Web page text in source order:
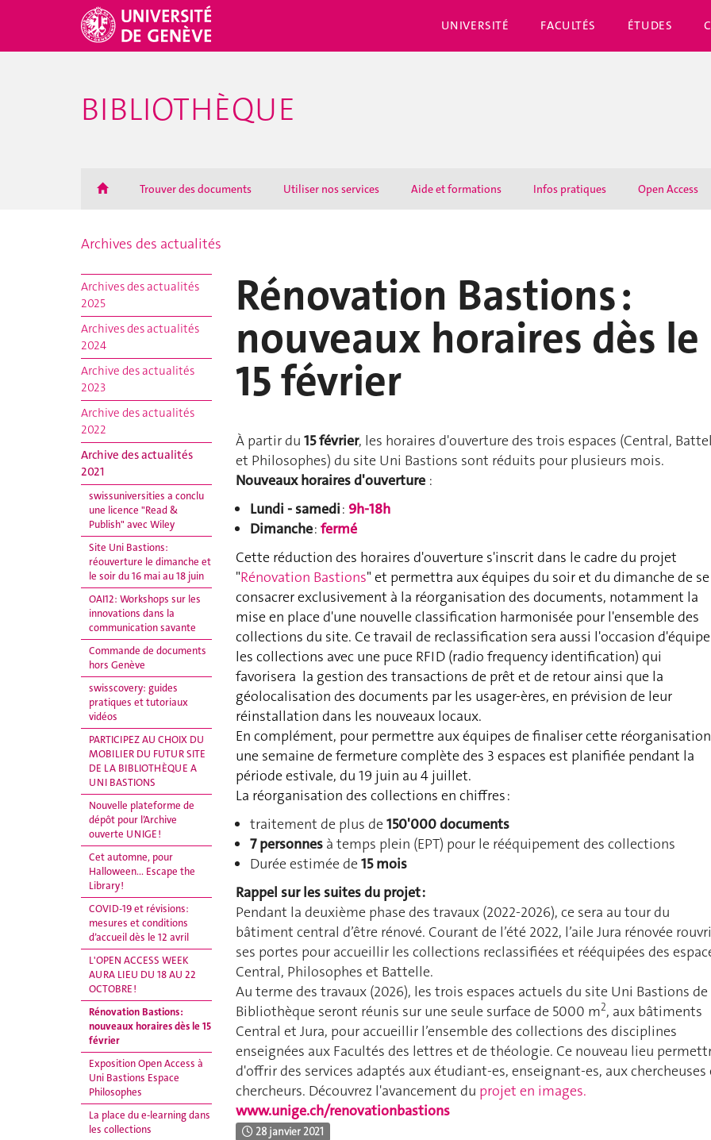
UNIVERSITÉ FACULTÉS ÉTUDES
BIBLIOTHÈQUE
Trouver des documents Utiliser nos services Aide et formations Infos pratiques Open Access
Archives des actualités
Archives des actualités
2025
Archives des actualités
2024
Archive des actualités
2023
Archive des actualités
2022
Archive des actualités
2021
swissuniversities a conclu
une licence "Read &
Publish" avec Wiley
Site Uni Bastions:
réouverture le dimanche et
le soir du 16 mai au 18 juin
OAI12: Workshops sur les
innovations dans la
communication savante
Commande de documents
hors Genève
swisscovery: guides
pratiques et tutoriaux
vidéos
PARTICIPEZ AU CHOIX DU
MOBILIER DU FUTUR SITE
DE LA BIBLIOTHÈQUE A
UNI BASTIONS
Nouvelle plateforme de
dépôt pour l’Archive
ouverte UNIGE !
Cet automne, pour
Halloween... Escape the
Library !
COVID-19 et révisions:
mesures et conditions
d’accueil dès le 12 avril
L'OPEN ACCESS WEEK
AURA LIEU DU 18 AU 22
OCTOBRE !
Rénovation Bastions :
nouveaux horaires dès le 15
février
Exposition Open Access à
Uni Bastions Espace
Philosophes
La place du e-learning dans
les collections
Rénovation Bastions :
nouveaux horaires dès le
15 février
À partir du 15 février, les horaires d'ouverture des trois espaces (Central,
et Philosophes) du site Uni Bastions sont réduits pour plusieurs mois.
Nouveaux horaires d'ouverture :
Lundi - samedi: 9h-18h
Dimanche: fermé
Cette réduction des horaires d'ouverture s'inscrit dans le cadre du projet
"Rénovation Bastions" et permettra aux équipes du soir et du dimanche de se
consacrer exclusivement à la réorganisation des documents, notamment la
mise en place d'une nouvelle classification harmonisée pour l'ensemble des
collections du site. Ce travail de reclassification sera aussi l'occasion
les collections avec une puce RFID (radio frequency identification) qui
favorisera la gestion des transactions de prêt et de retour ainsi que la
géolocalisation des documents par les usager-ères, en prévision de leur
réinstallation dans les nouveaux locaux.
En complément, pour permettre aux équipes de finaliser cette
une semaine de fermeture complète des 3 espaces est planifiée pendant la
période estivale, du 19 juin au 4 juillet.
La réorganisation des collections en chiffres :
traitement de plus de150'000 documents
7 personnes à temps plein (EPT) pour le rééquipement des collections
Durée estimée de15 mois
Rappel sur les suites du projet :
Pendant la deuxième phase des travaux (2022-2026), ce sera au tour du
bâtiment central d’être rénové. Courant de l’été 2022, l’aile Jura rénovée
ses portes pour accueillir les collections reclassifiées et rééquipées des
Central, Philosophes et Battelle.
Au terme des travaux (2026), les trois espaces actuels du site Uni Bastions
Bibliothèque seront réunis sur une seule surface de 5000 m2, aux bâtiments
Central et Jura, pour accueillir l’ensemble des collections des disciplines
enseignées aux Facultés des lettres et de théologie. Ce nouveau lieu
d'offrir des services adaptés aux étudiant-es, enseignant-es, aux chercheuses
chercheurs. Découvrez l'avancement du projet en images.
www.unige.ch/renovationbastions
28 janvier 2021